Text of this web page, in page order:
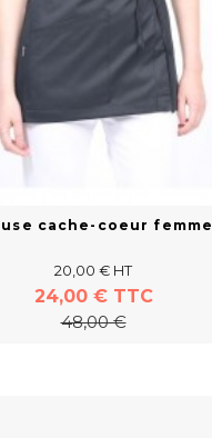
cache-coeur femme
20,00 € HT
24,00 € TTC
48,00 €